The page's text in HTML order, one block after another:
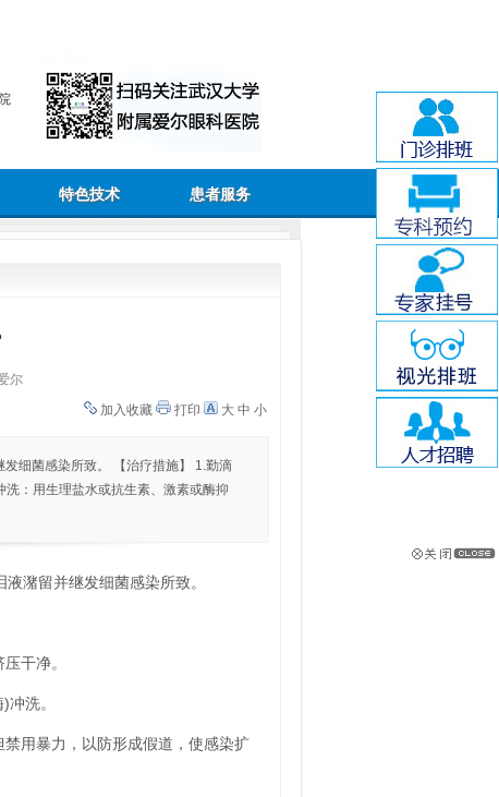
特色技术 患者服务
尔
加入收藏
打印 大 中 小
细菌感染所致。 【治疗措施】 1.勤滴
：用生理盐水或抗生素、激素或酶抑
潴留并继发细菌感染所致。
干净。
洗。
用暴力，以防形成假道，使感染扩